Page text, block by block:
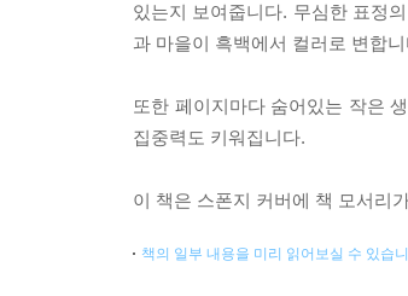
있는지 보여줍니다. 무심한 표정
과 마을이 흑백에서 컬러로 변합니
또한 페이지마다 숨어있는 작은
집중력도 키워집니다.
이 책은 스폰지 커버에 책 모서리
책의 일부 내용을 미리 읽어보실 수 있습